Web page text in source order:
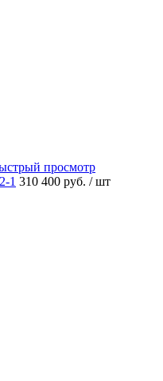
просмотр
1 310 400 руб. / шт